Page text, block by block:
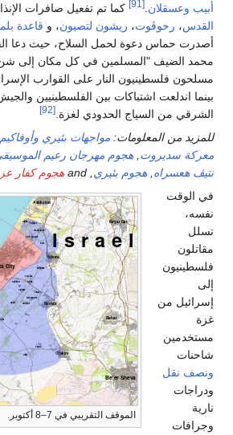
أبيب وعسقلان [91] كما تم تفعيل صافرات
القدس، رحوڤوت، ريشون لتصيون، و قاعدة
أصدرت حماس دعوة لحمل السلاح، حيث دعا
محمد الضيف "المسلمين في كل مكان إلى
مسلحون فلسطينيون النار على القوارب
بينما اندلعت اشتباكات بين الفلسطينيين
الشرقي من السياج الحدودي لغزة. [92]
للمزيد من المعلومات: مواجهات بئيري وأوفاكيم
معركة سديروت هجوم مهرجان رعيم الموسيقي
نتيڤ هعسراه هجوم بئيري هجوم كفار
الموقف التقريبي في 7–8 أكتوبر.
في الوقت
نفسه،
تسلل
مقاتلون
فلسطينيون
إلى
إسرائيل من
غزة
مستخدمين
شاحنات
ونصف نقل
ودراجات
نارية
وجرافات